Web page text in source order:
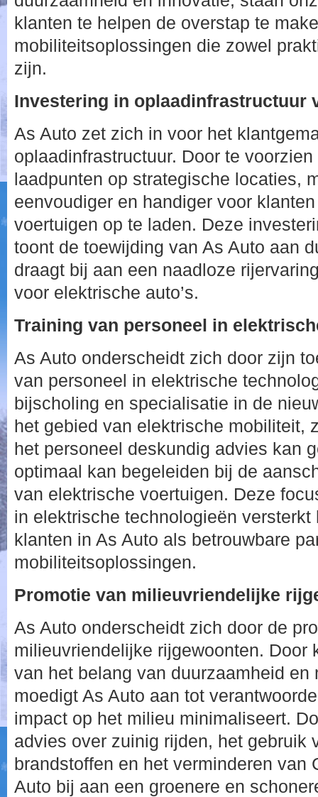
klanten te helpen de overstap te
mobiliteitsoplossingen die zowel
zijn.
Investering in oplaadinfrastructuur
As Auto zet zich in voor het
oplaadinfrastructuur. Door te
laadpunten op strategische locaties,
eenvoudiger en handiger voor
voertuigen op te laden. Deze
toont de toewijding van As Auto aan
draagt bij aan een naadloze
voor elektrische auto’s.
Training van personeel in
As Auto onderscheidt zich door zijn
van personeel in elektrische
bijscholing en specialisatie in de
het gebied van elektrische mobiliteit,
het personeel deskundig advies kan
optimaal kan begeleiden bij de
van elektrische voertuigen. Deze
in elektrische technologieën versterkt
klanten in As Auto als betrouwbare
mobiliteitsoplossingen.
Promotie van milieuvriendelijke
As Auto onderscheidt zich door de
milieuvriendelijke rijgewoonten. Door
van het belang van duurzaamheid en
moedigt As Auto aan tot
impact op het milieu minimaliseert.
advies over zuinig rijden, het gebruik
brandstoffen en het verminderen van
Auto bij aan een groenere en